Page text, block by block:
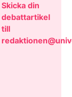
Skicka din
debattartikel
till